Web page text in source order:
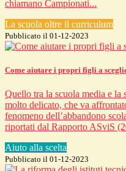
chiamano Campionati...
La scuola oltre il curriculum
Pubblicato il 01-12-2023
Come aiutare i propri figli a
Quello tra la scuola media e la
molto delicato, che va
fenomeno dell’abbandono
riportati dal Rapporto ASviS
Aiuto alla scelta
Pubblicato il 01-12-2023